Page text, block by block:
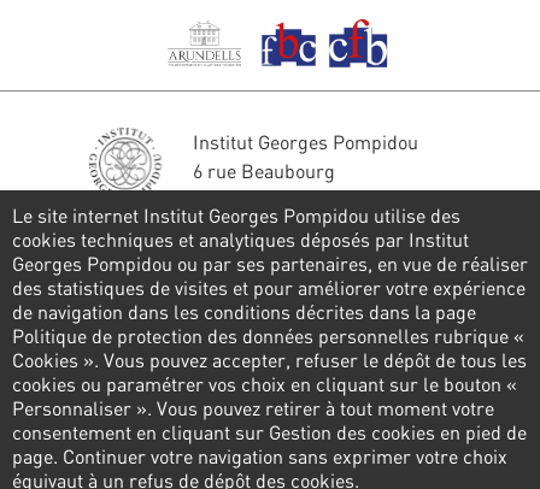
Institut Georges Pompidou
6 rue Beaubourg
Tél. : 01 44 78 41 22
Restons en contact
FORMULAIRE DE CONTACT
Suivez-nous
Pied
Le site internet Institut Georges Pompidou utilise des
cookies techniques et analytiques déposés par Institut
Georges Pompidou ou par ses partenaires, en vue de réaliser
des statistiques de visites et pour améliorer votre expérience
de navigation dans les conditions décrites dans la page
Politique de protection des données personnelles rubrique «
Cookies ». Vous pouvez accepter, refuser le dépôt de tous les
cookies ou paramétrer vos choix en cliquant sur le bouton «
Personnaliser ». Vous pouvez retirer à tout moment votre
consentement en cliquant sur Gestion des cookies en pied de
page. Continuer votre navigation sans exprimer votre choix
équivaut à un refus de dépôt des cookies.